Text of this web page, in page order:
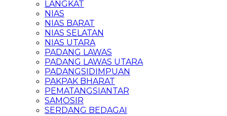
LANGKAT
NIAS
NIAS BARAT
NIAS SELATAN
NIAS UTARA
PADANG LAWAS
PADANG LAWAS UTARA
PADANGSIDIMPUAN
PAKPAK BHARAT
PEMATANGSIANTAR
SAMOSIR
SERDANG BEDAGAI